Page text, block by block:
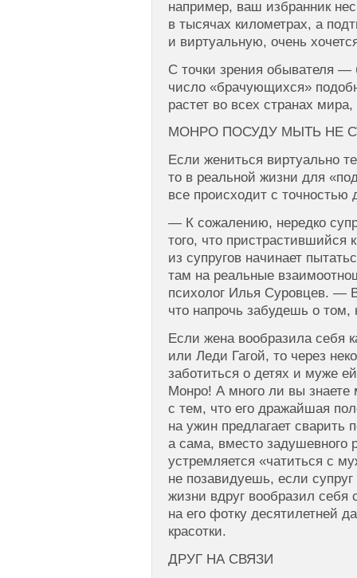
например, ваш избранник
в тысячах километрах, а
и виртуальную, очень
С точки зрения обывателя —
число «брачующихся»
растет во всех странах
МОНРО ПОСУДУ МЫТЬ НЕ
Если жениться виртуально
то в реальной жизни для
все происходит с точностью
— К сожалению, нередко
того, что
из супругов начинает
там на реальные
психолог Илья Суровцев. —
что напрочь забудешь о
Если жена вообразила себя
или Леди Гагой, то через
заботиться о детях и муже
Монро! А много ли вы
с тем, что его дражайшая
на ужин предлагает сварить
а сама, вместо задушевного
устремляется «чатиться с
не позавидуешь, если
жизни вдруг вообразил
на его фотку десятилетней
красотки.
ДРУГ НА СВЯЗИ